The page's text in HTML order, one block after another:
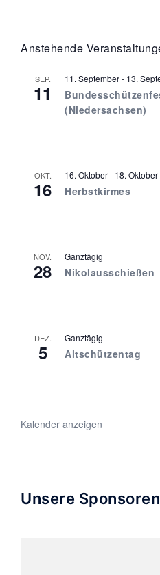
Anstehende
SEP.
11
11. September- 13.
(Niedersachsen)
OKT.
16
16. Oktober- 18. Oktober
Herbstkirmes
NOV.
28
Ganztägig
Nikolausschießen
DEZ.
5
Ganztägig
Altschützentag
Kalender anzeigen
Unsere Sponsoren